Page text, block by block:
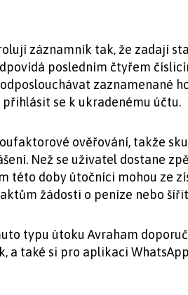
záznamník tak, že zadají
posledním čtyřem
zaznamenané
se k ukradenému účtu.
ověřování, takže
Než se uživatel dostane
této doby útočníci mohou ze
žádosti o peníze nebo
typu útoku Avraham
a také si pro aplikaci